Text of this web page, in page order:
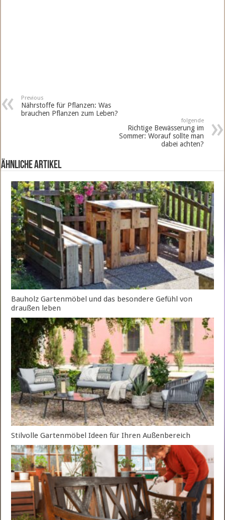
Previous
Nährstoffe für Pflanzen: Was
brauchen Pflanzen zum Leben?
folgende
Richtige Bewässerung im
Sommer: Worauf sollte man
dabei achten?
ähnliche Artikel
Bauholz Gartenmöbel und das besondere Gefühl von
draußen leben
Stilvolle Gartenmöbel Ideen für Ihren Außenbereich